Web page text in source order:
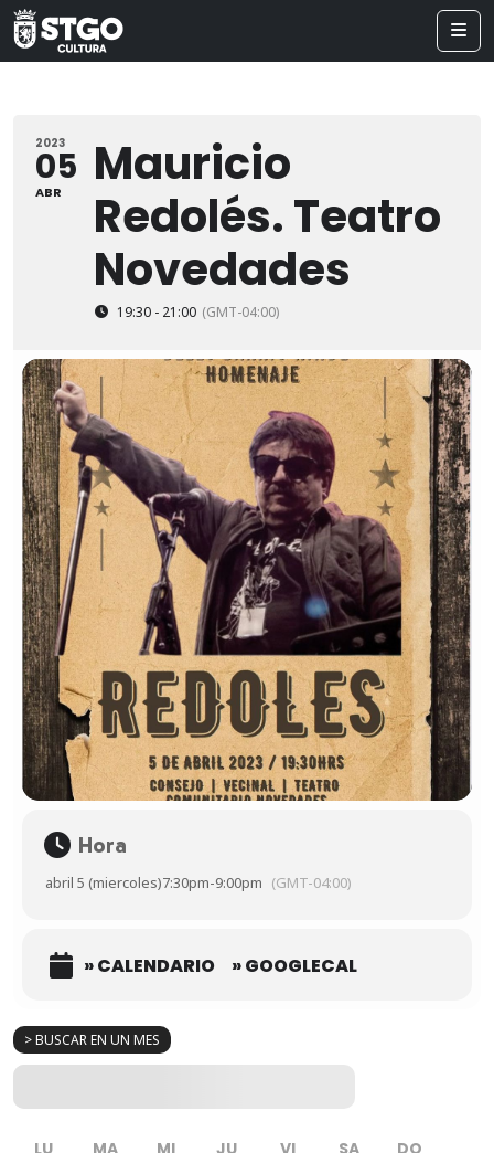
> BUSCAR EN UN MES
LU MA MI JU VI SA DO
2023
05
ABR
Mauricio
Redolés. Teatro
Novedades
19:30 - 21:00 (GMT-04:00)
Hora
abril 5 (miercoles)7:30pm-9:00pm (GMT-04:00)
» CALENDARIO » GOOGLECAL